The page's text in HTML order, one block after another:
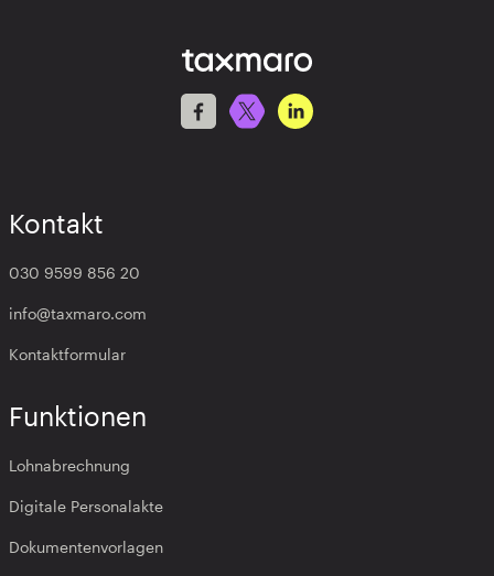
Kontakt
030 9599 856 20
info@taxmaro.com
Kontaktformular
Funktionen
Lohnabrechnung
Digitale Personalakte
Dokumentenvorlagen